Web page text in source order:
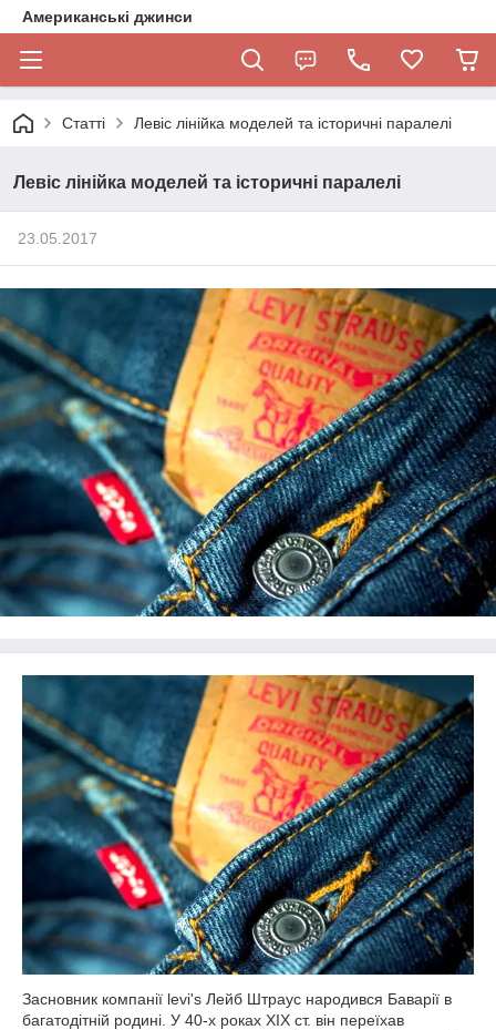
Американські джинси
Статті Левіс лінійка моделей та історичні паралелі
Левіс лінійка моделей та історичні паралелі
23.05.2017
Засновник компанії levi's Лейб Штраус народився Баварії в
багатодітній родині. У 40-х роках XIX ст. він переїхав